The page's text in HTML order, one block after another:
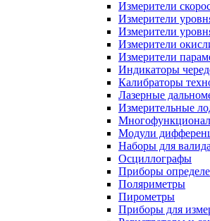
Измерители
Измерители
Измерители
Измерители
Измерители
Индикаторы
Калибраторы
Лазерные
Измерительные
Модули
Наборы для
Осциллографы
Приборы
Поляриметры
Пирометры
Приборы для